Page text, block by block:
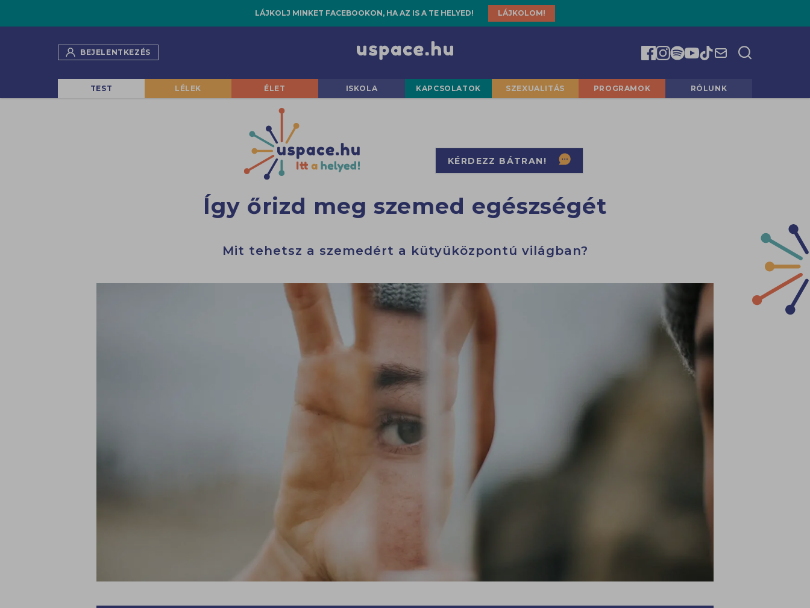
LÁJKOLJ MINKET FACEBOOKON, HA AZ IS A TE HELYED! LÁJKOLOM!
BEJELENTKEZÉS
TEST LÉLEK ÉLET ISKOLA KAPCSOLATOK SZEXUALITÁS PROGRAMOK RÓLUNK
KÉRDEZZ BÁTRAN!
Így őrizd meg szemed egészségét
Mit tehetsz a szemedért a kütyüközpontú világban?